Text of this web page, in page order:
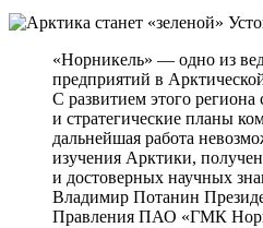
«Норникель» — одно из
предприятий в
С развитием этого региона
и стратегические планы
дальнейшая работа
изучения Арктики,
и достоверных научных
Владимир Потанин
Правления ПАО «ГМК